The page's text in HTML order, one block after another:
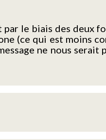
le biais des deux
(ce qui est moins
ne nous serait